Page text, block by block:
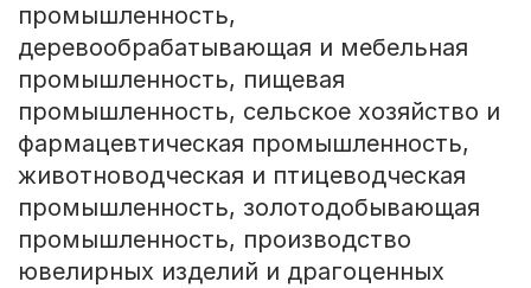
промышленность,
деревообрабатывающая и мебельная
промышленность, пищевая
промышленность, сельское хозяйство и
фармацевтическая промышленность,
животноводческая и птицеводческая
промышленность, золотодобывающая
промышленность, производство
ювелирных изделий и драгоценных